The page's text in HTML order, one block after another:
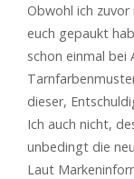
Obwohl ich
euch gepaukt
schon einmal bei
dieser,
Ich auch nicht,
unbedingt die
Laut